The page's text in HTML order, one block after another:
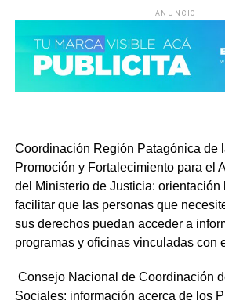
ANUNCIO
Coordinación Región Patagónica de
Promoción y Fortalecimiento para el
del Ministerio de Justicia: orientación
facilitar que las personas que
sus derechos puedan acceder a
programas y oficinas vinculadas con
Consejo Nacional de Coordinación
Sociales: información acerca de los